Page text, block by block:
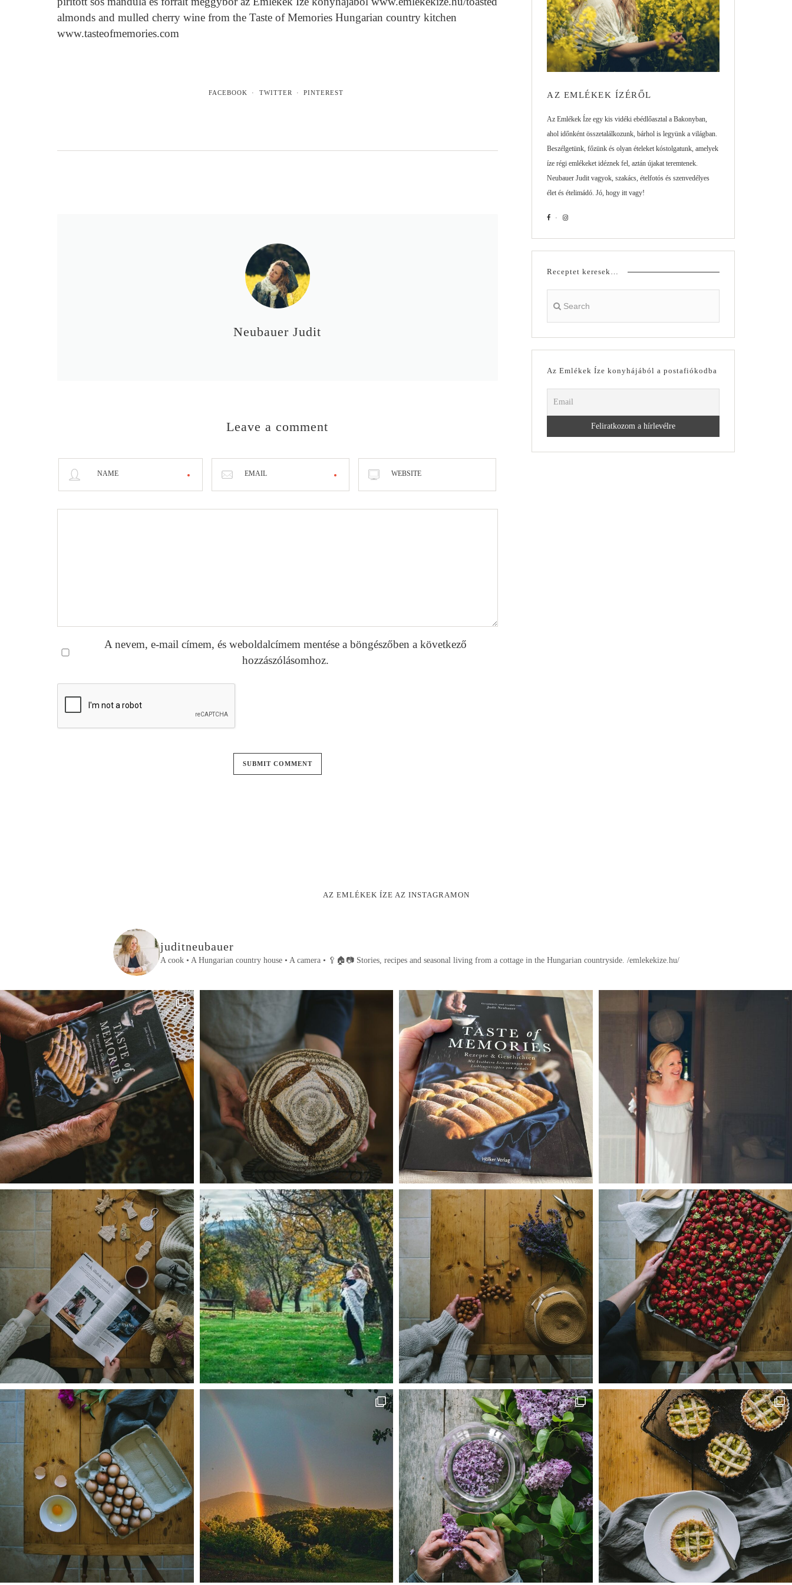
almonds and mulled cherry wine from the Taste of Memories Hungarian country kitchen
www.tasteofmemories.com
FACEBOOK TWITTER PINTEREST
Neubauer Judit
Leave a comment
NAME EMAIL WEBSITE
A nevem, e-mail címem, és weboldalcímem mentése a böngészőben a következő
hozzászólásomhoz.
AZ EMLÉKEK ÍZÉRŐL
Az Emlékek Íze egy kis vidéki ebédlőasztal a Bakonyban,
ahol időnként összetalálkozunk, bárhol is legyünk a világban.
Beszélgetünk, főzünk és olyan ételeket kóstolgatunk, amelyek
íze régi emlékeket idéznek fel, aztán újakat teremtenek.
Neubauer Judit vagyok, szakács, ételfotós és szenvedélyes
élet és ételimádó. Jó, hogy itt vagy!
Receptet keresek…
Az Emlékek Íze konyhájából a postafiókodba
AZ EMLÉKEK ÍZE AZ INSTAGRAMON
juditneubauer
A cook • A Hungarian country house • A camera • 🥄🏠📷Stories, recipes and seasonal living from a cottage in the Hungarian countryside. /emlekekize.hu/